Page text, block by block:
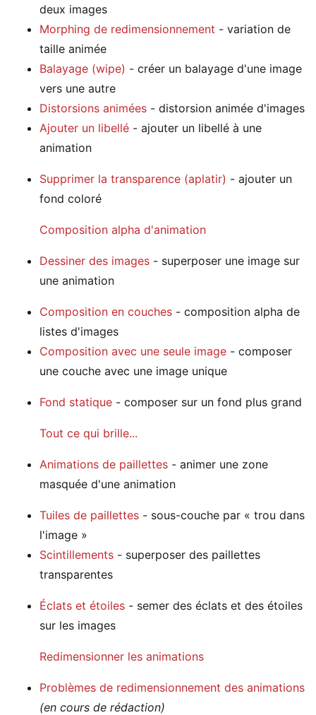
deux images
Morphing de redimensionnement - variation de
taille animée
Balayage (wipe) - créer un balayage d'une image
vers une autre
Distorsions animées - distorsion animée d'images
Ajouter un libellé - ajouter un libellé à une
animation
Supprimer la transparence (aplatir) - ajouter un
fond coloré
Composition alpha d'animation
Dessiner des images - superposer une image sur
une animation
Composition en couches - composition alpha de
listes d'images
Composition avec une seule image - composer
une couche avec une image unique
Fond statique - composer sur un fond plus grand
Tout ce qui brille...
Animations de paillettes - animer une zone
masquée d'une animation
Tuiles de paillettes - sous-couche par « trou dans
l'image »
Scintillements - superposer des paillettes
transparentes
Éclats et étoiles - semer des éclats et des étoiles
sur les images
Redimensionner les animations
Problèmes de redimensionnement des animations
(en cours de rédaction)